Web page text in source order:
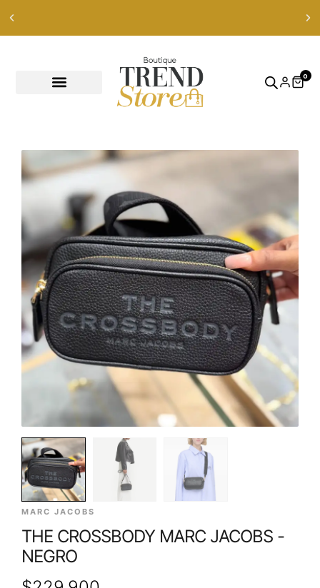
ahora
0
MARC JACOBS
THE CROSSBODY MARC JACOBS -
NEGRO